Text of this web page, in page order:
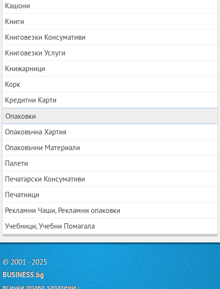
Кашони
Книги
Книговезки Консумативи
Книговезки Услуги
Книжарници
Корк
Кредитни Карти
Опаковки
Опаковъчна Хартия
Опаковъчни Материали
Палети
Печатарски Консумативи
Печатници
Рекламни Чаши, Рекламни опаковки
Учебници, Учебни Помагала
© 2001 - 2025
BUSINESS.bg